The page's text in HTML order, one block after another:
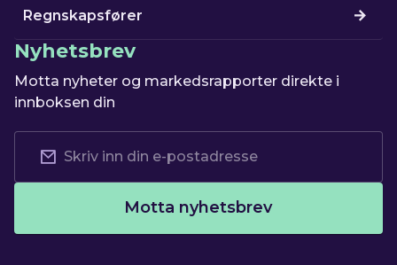
Regnskapsfører
Nyhetsbrev
Motta nyheter og markedsrapporter direkte i
innboksen din
Motta nyhetsbrev